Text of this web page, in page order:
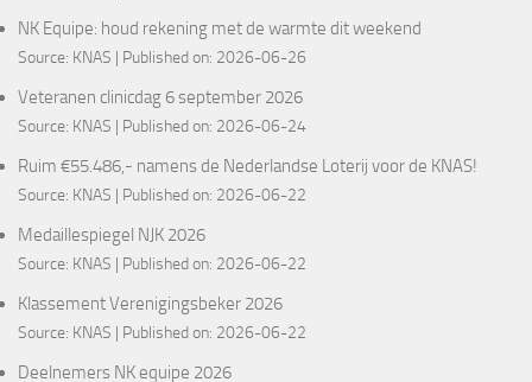
NK Equipe: houd rekening met de warmte dit weekend
Source: KNAS Published on: 2026-06-26
Veteranen clinicdag 6 september 2026
Source: KNAS Published on: 2026-06-24
Ruim €55.486,- namens de Nederlandse Loterij voor de KNAS!
Source: KNAS Published on: 2026-06-22
Medaillespiegel NJK 2026
Source: KNAS Published on: 2026-06-22
Klassement Verenigingsbeker 2026
Source: KNAS Published on: 2026-06-22
Deelnemers NK equipe 2026